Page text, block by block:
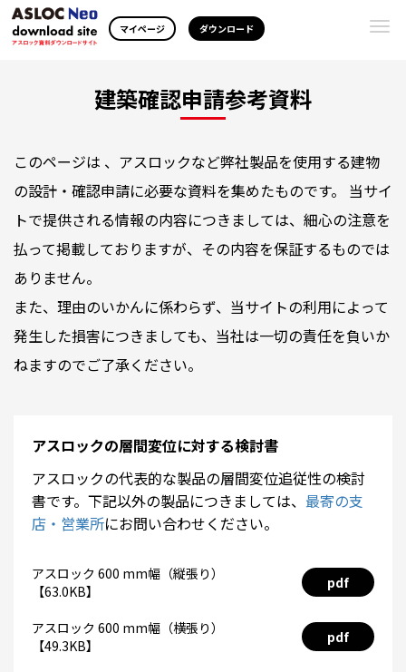
マイページ ダウンロード
建築確認申請参考資料
このページは 、アスロックなど弊社製品を使用する建物
の設計・確認申請に必要な資料を集めたものです。 当サイ
トで提供される情報の内容につきましては、細心の注意を
払って掲載しておりますが、その内容を保証するものでは
ありません。
また、理由のいかんに係わらず、当サイトの利用によって
発生した損害につきましても、当社は一切の責任を負いか
ねますのでご了承ください。
アスロックの層間変位に対する検討書
アスロックの代表的な製品の層間変位追従性の検討
書です。下記以外の製品につきましては、 最寄の支
店・営業所にお問い合わせください。
アスロック 600 mm幅（縦張り）
【63.0KB】
pdf
アスロック 600 mm幅（横張り）
【49.3KB】
pdf